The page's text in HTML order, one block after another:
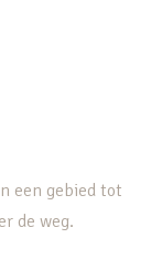
een gebied tot
de weg.